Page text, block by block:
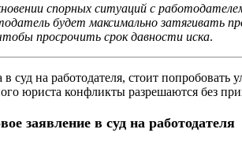
спорных ситуаций с
будет максимально затягивать
просрочить срок давности иска.
суд на работодателя, стоит попробовать
юриста конфликты разрешаются без
заявление в суд на работодателя